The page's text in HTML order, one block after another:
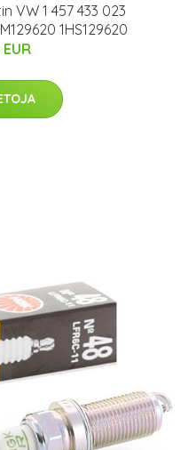
VW 1 457 433 023
1HS129620